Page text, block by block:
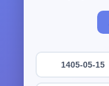
1405-05-15